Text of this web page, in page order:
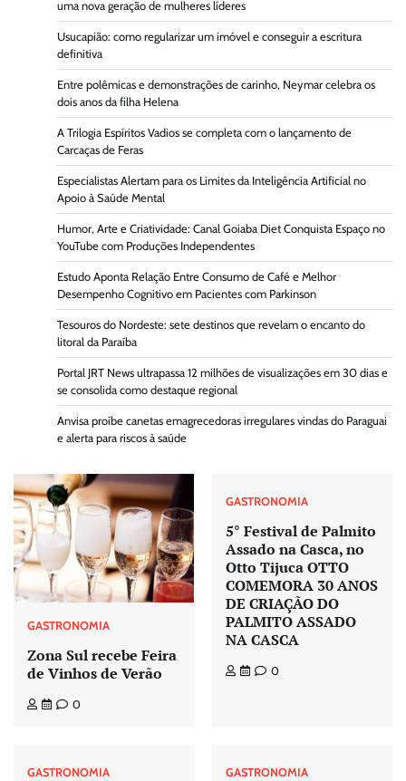
uma nova geração de mulheres líderes
Usucapião: como regularizar um imóvel e conseguir a escritura
definitiva
Entre polêmicas e demonstrações de carinho, Neymar celebra os
dois anos da filha Helena
A Trilogia Espíritos Vadios se completa com o lançamento de
Carcaças de Feras
Especialistas Alertam para os Limites da Inteligência Artificial no
Apoio à Saúde Mental
Humor, Arte e Criatividade: Canal Goiaba Diet Conquista Espaço no
YouTube com Produções Independentes
Estudo Aponta Relação Entre Consumo de Café e Melhor
Desempenho Cognitivo em Pacientes com Parkinson
Tesouros do Nordeste: sete destinos que revelam o encanto do
litoral da Paraíba
Portal JRT News ultrapassa 12 milhões de visualizações em 30 dias e
se consolida como destaque regional
Anvisa proíbe canetas emagrecedoras irregulares vindas do Paraguai
e alerta para riscos à saúde
GASTRONOMIA
Zona Sul recebe Feira
de Vinhos de Verão
0
GASTRONOMIA
5° Festival de Palmito
Assado na Casca, no
Otto Tijuca OTTO
COMEMORA 30 ANOS
DE CRIAÇÃO DO
PALMITO ASSADO
NA CASCA
0
GASTRONOMIA GASTRONOMIA